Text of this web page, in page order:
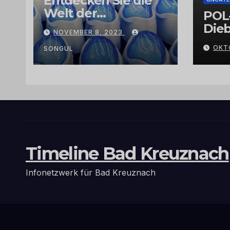
Welt der
Exklusivität:
Arganöl,
Kaktusfeigenkernöl
und
vertrauenswürdige
NOVEMBER 8, 2023
SONGUL
Timeline Bad Kreuznach
Infonetzwerk für Bad Kreuznach